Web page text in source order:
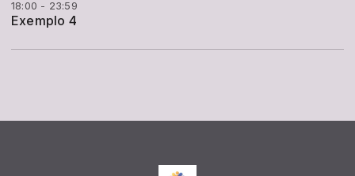
18:00 - 23:59
Exemplo 4